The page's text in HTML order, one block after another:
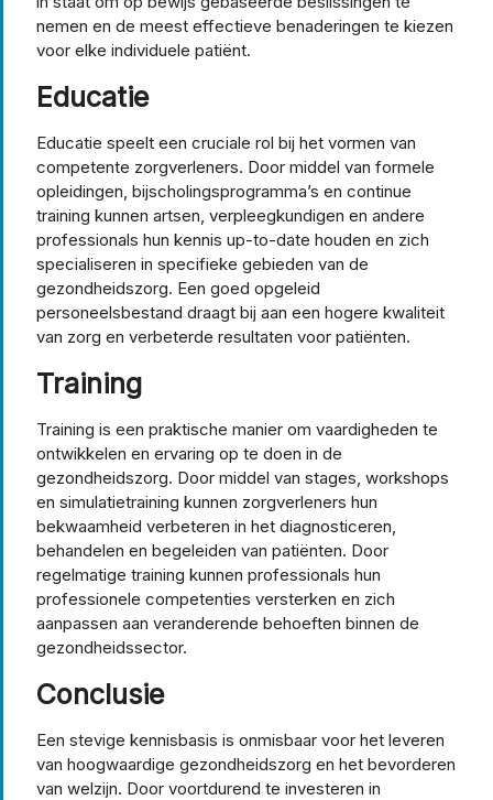
nemen en de meest effectieve benaderingen te kiezen
voor elke individuele patiënt.
Educatie
Educatie speelt een cruciale rol bij het vormen van
competente zorgverleners. Door middel van formele
opleidingen, bijscholingsprogramma’s en continue
training kunnen artsen, verpleegkundigen en andere
professionals hun kennis up-to-date houden en zich
specialiseren in specifieke gebieden van de
gezondheidszorg. Een goed opgeleid
personeelsbestand draagt bij aan een hogere kwaliteit
van zorg en verbeterde resultaten voor patiënten.
Training
Training is een praktische manier om vaardigheden te
ontwikkelen en ervaring op te doen in de
gezondheidszorg. Door middel van stages, workshops
en simulatietraining kunnen zorgverleners hun
bekwaamheid verbeteren in het diagnosticeren,
behandelen en begeleiden van patiënten. Door
regelmatige training kunnen professionals hun
professionele competenties versterken en zich
aanpassen aan veranderende behoeften binnen de
gezondheidssector.
Conclusie
Een stevige kennisbasis is onmisbaar voor het leveren
van hoogwaardige gezondheidszorg en het bevorderen
van welzijn. Door voortdurend te investeren in